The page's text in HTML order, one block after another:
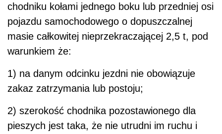
chodniku kołami jednego boku lub przedniej osi
pojazdu samochodowego o dopuszczalnej
masie całkowitej nieprzekraczającej 2,5 t, pod
warunkiem że:
1) na danym odcinku jezdni nie obowiązuje
zakaz zatrzymania lub postoju;
2) szerokość chodnika pozostawionego dla
pieszych jest taka, że nie utrudni im ruchu i